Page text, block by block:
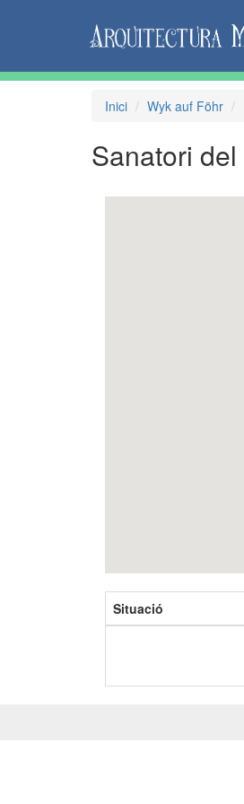
Inici Wyk auf Föhr
Sanatori
Situació